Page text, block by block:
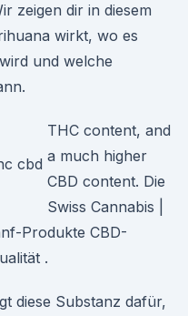
zeigen dir in diesem
wirkt, wo es
und welche
THC content, and
a much higher
CBD content. Die
Swiss Cannabis |
Produkte CBD-
.
diese Substanz dafür,